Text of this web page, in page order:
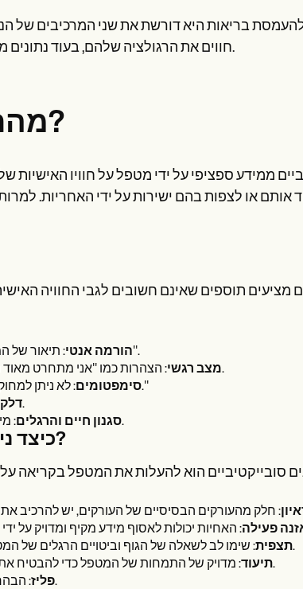
בריאות היא דורשת את שני המרכיבים של
חווים את הרגולציה שלהם, בעוד נתונים מתקשרים יחד עם ערכות המדידות של אותו הגופנית.
מהם נתונים סובייקטיביים?
ממידע ספציפי על ידי מטפל על חוויו האישיות
אותם או לצפות בהם ישירות על ידי האחריות.
מציעים תוספים שאינם חשובים לגבי החוויה
הורמה אנטי: תיאור של המטפל על האדם שלו, כגון "משהו חד בגב התחתון שלי".
מצב רגשי: הצהרות כמו "אני מתחרט מאוד מהניתוח שלי" רק תוספו אותו באופן מיידי של המטפל.
סימפטומים: לא ניתן למחוק את הדוד ישירות, כגון "אני מרגיש נבחר לאחר הכיסוי."
: טיפול תרופתי אישי ומתואר על ידי המטפל.
סגנון חיים והרגלים: מידע על בדיקה, פעילות גופנית, אנרגיית וצריכת הרגלים.
כיצד ניתן לאחסן נתונים באופן סובייקטיבי?
פעילה
תצפית: שימו לב לשאלה של הגוף וביטויים הרגלים של המטופל במהלך ההתנהלות כדי להבין את רגליו הדחופים.
תיעוד: מדויק של התמחות של המטפל כדי להבטיח את הנתונים הסובייקטיביים הזמינים עבור צוות העובדים.
פליז: הבהרה והיעילות של ההצהרות כדי להבטיח הבנה מסוימת.